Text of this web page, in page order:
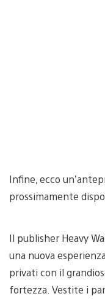
Infine, ecco
prossimamente
Il publisher Heavy
una nuova
privati con il
fortezza. Vestite i